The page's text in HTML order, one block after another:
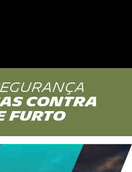
CONTRA
FURTO